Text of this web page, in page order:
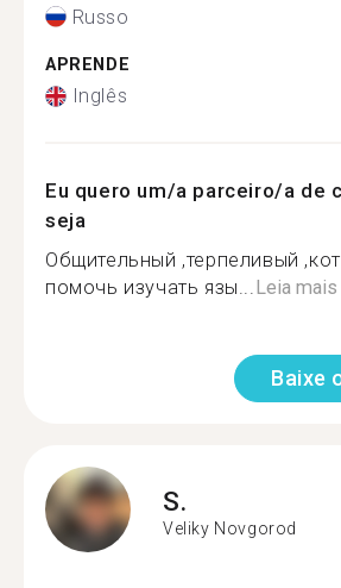
Russo
APRENDE
Inglês
Eu quero um/a parceiro/a de
seja
Общительный ,терпеливый
помочь изучать язы...Leia mais
Baixe
S.
Veliky Novgorod